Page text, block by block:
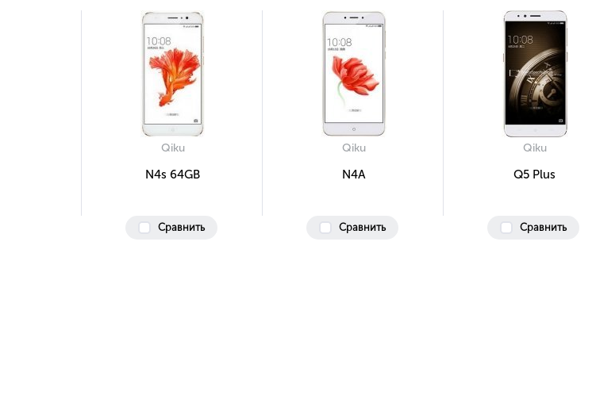
Qiku
N4s 64GB
Сравнить
Qiku
N4A
Сравнить
Qiku
Q5 Plus
Сравнить